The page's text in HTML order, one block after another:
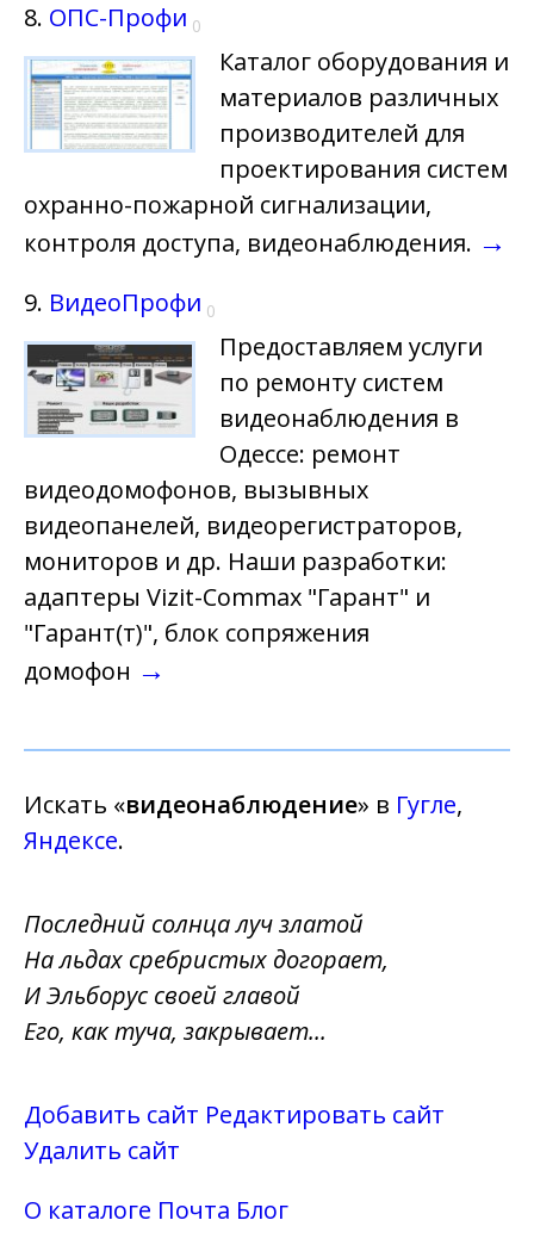
8. ОПС-Профи 0
Каталог оборудования и
материалов различных
производителей для
проектирования систем
охранно-пожарной сигнализации,
контроля доступа, видеонаблюдения. →
9. ВидеоПрофи 0
Предоставляем услуги
по ремонту систем
видеонаблюдения в
Одессе: ремонт
видеодомофонов, вызывных
видеопанелей, видеорегистраторов,
мониторов и др. Наши разработки:
адаптеры Vizit-Commax "Гарант" и
"Гарант(т)", блок сопряжения
домофон →
Искать «видеонаблюдение» в Гугле,
Яндексе.
Последний солнца луч златой
На льдах сребристых догорает,
И Эльборус своей главой
Его, как туча, закрывает...
Добавить сайт Редактировать сайт
Удалить сайт
О каталоге Почта Блог